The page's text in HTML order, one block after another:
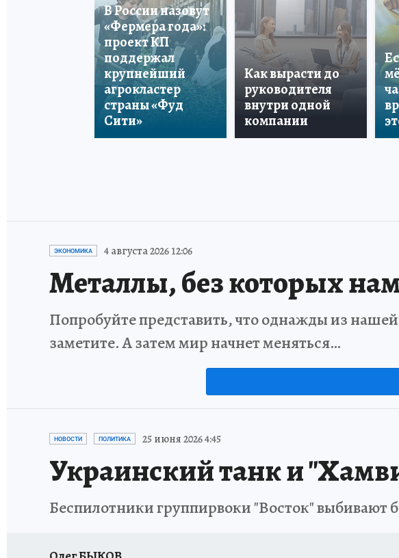
В России назовут
«Фермера года»:
проект КП
поддержал
крупнейший
агрокластер
страны «Фуд
Сити»
Как вырасти до
руководителя
внутри одной
компании
ЭКОНОМИКА 4 августа 2026 12:06
Металлы, без которых
Попробуйте представить, что однажды из
заметите. А затем мир начнет меняться…
НОВОСТИ ПОЛИТИКА 25 июня 2026 4:45
Украинский танк и
Беспилотники группирвоки "Восток" выбивают